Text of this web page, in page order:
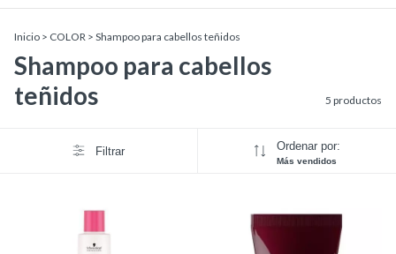
Inicio > COLOR > Shampoo para cabellos teñidos
Shampoo para cabellos
teñidos
5 productos
Filtrar Ordenar por:
Más vendidos